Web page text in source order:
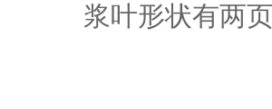
浆叶形状有两